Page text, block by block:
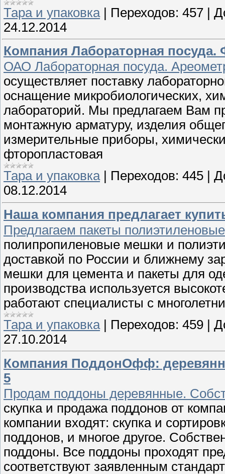
Тара и упаковка| Переходов: 457 |
24.12.2014
Компания Лабораторная
ОАО Лабораторная посуда.
осуществляет поставку
оснащение микробиологических,
лабораторий. Мы предлагаем Вам
монтажную арматуру, изделия
измерительные приборы,
фторопластовая
Тара и упаковка| Переходов: 445
08.12.2014
Наша компания предлагает
Предлагаем пакеты
полипропиленовые мешки и
доставкой по России и ближнему
мешки для цемента и пакеты для
производства используется
работают специалисты с
Тара и упаковка| Переходов: 459
27.10.2014
Компания ПоддонОфф:
5
Продам поддоны деревянные.
скупка и продажа поддонов от
компании входят: скупка и
поддонов, и многое другое.
поддоны. Все поддоны проходят
соответствуют заявленным